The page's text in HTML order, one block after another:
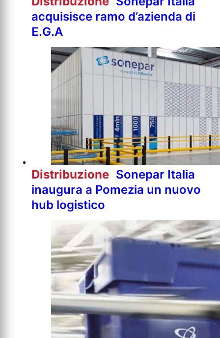
acquisisce ramo d’azienda di
E.G.A
Distribuzione Sonepar Italia
inaugura a Pomezia un nuovo
hub logistico